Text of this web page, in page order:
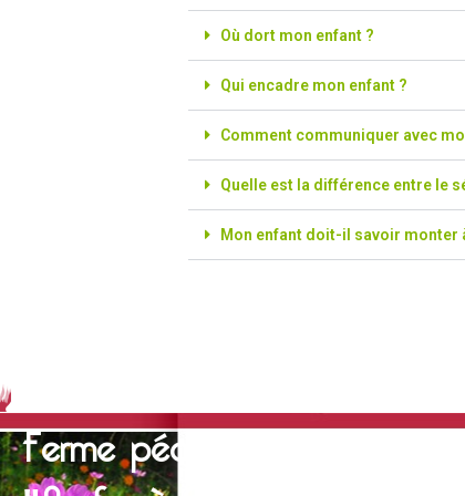
Où dort mon enfant ?
Qui encadre mon enfant ?
Comment communiquer avec
Quelle est la différence entre le
Mon enfant doit-il savoir monter
Ferme pédagogique